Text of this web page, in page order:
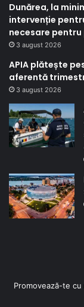
Dunărea, la
intervenție
necesare
3 august 2026
APIA plătește
aferentă
3 august 2026
Promovează-te